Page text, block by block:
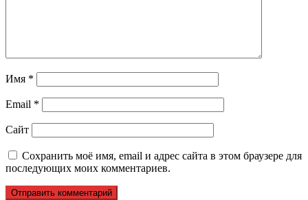
Имя *
Email *
Сайт
Сохранить моё имя, email и адрес сайта в этом браузере для
последующих моих комментариев.